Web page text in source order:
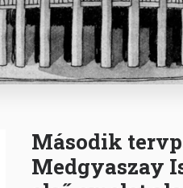
Második
Medgyaszay